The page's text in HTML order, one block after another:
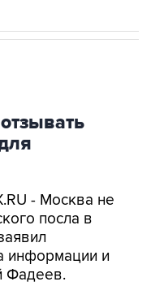
- Москва не
посла в
информации и
Фадеев.